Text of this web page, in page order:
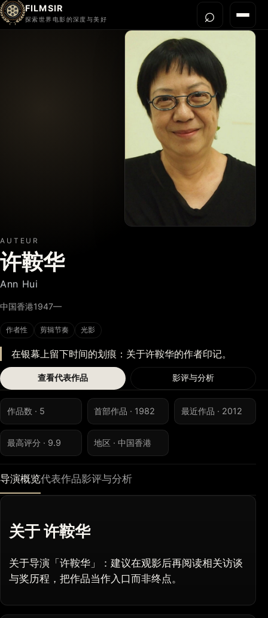
FILMSIR
探索世界电影的深度与美好 菜单
⌕打开
AUTEUR
许鞍华
Ann Hui
中国香港1947—
作者性 剪辑节奏 光影
在银幕上留下时间的划痕：关于许鞍华的作者印记。
查看代表作品 影评与分析
作品数 · 5 首部作品 · 1982 最近作品 · 2012
最高评分 · 9.9 地区 · 中国香港
导演概览代表作品影评与分析
关于 许鞍华
关于导演「许鞍华」：建议在观影后再阅读相关访谈
与奖历程，把作品当作入口而非终点。